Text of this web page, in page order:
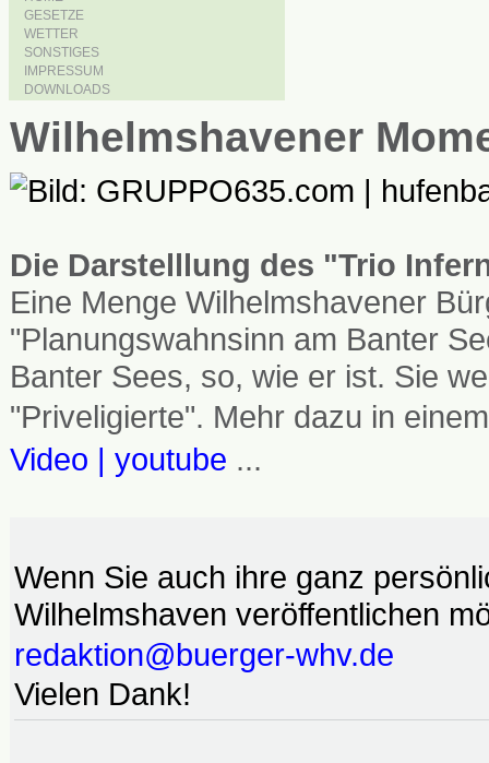
GESETZE
WETTER
SONSTIGES
IMPRESSUM
DOWNLOADS
Wilhelmshavener
Die Darstelllung des "Trio
Eine Menge Wilhelmshavener
"Planungswahnsinn am Banter
Banter Sees, so, wie er ist. Sie
"Priveligierte". Mehr dazu in
Video | youtube ...
Wenn Sie auch ihre ganz
Wilhelmshaven veröffentlichen
redaktion@buerger-whv.de
Vielen Dank!